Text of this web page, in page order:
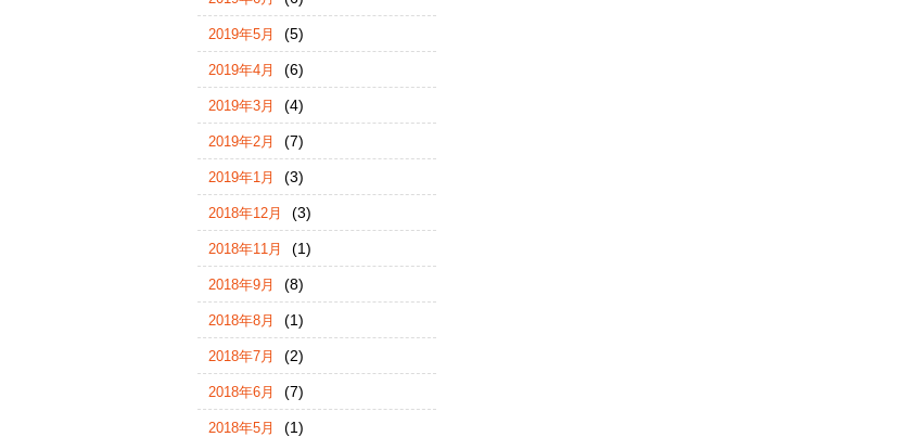
2019年5月 (5)
2019年4月 (6)
2019年3月 (4)
2019年2月 (7)
2019年1月 (3)
2018年12月 (3)
2018年11月 (1)
2018年9月 (8)
2018年8月 (1)
2018年7月 (2)
2018年6月 (7)
2018年5月 (1)